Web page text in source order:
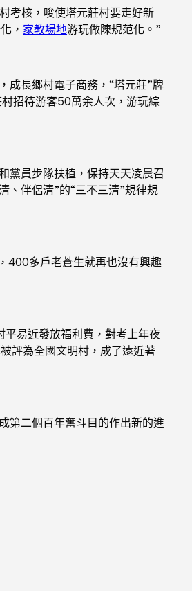
考核，唆使塔元莊村要走好新
， 家教場地游玩做陳規范化。”
成長鄉村電子商務，“塔元莊”牌
招待游客50萬余人次，游玩綜
黨員步隊扶植，保持天天凌晨召
、伴侶清”的“三不三清”規律規
400多戶老蒼生就再也沒有興趣
易近發放福利費，對考上年夜
評為全國文明村，成了遠近著
第二個百年奮斗目的作出新的進